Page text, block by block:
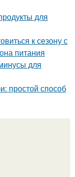
для
к сезону с
питания
для
простой способ